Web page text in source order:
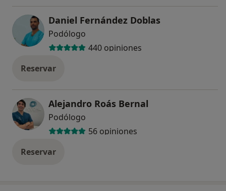
Daniel Fernández Doblas
Podólogo
440 opiniones
Reservar
Alejandro Roás Bernal
Podólogo
56 opiniones
Reservar